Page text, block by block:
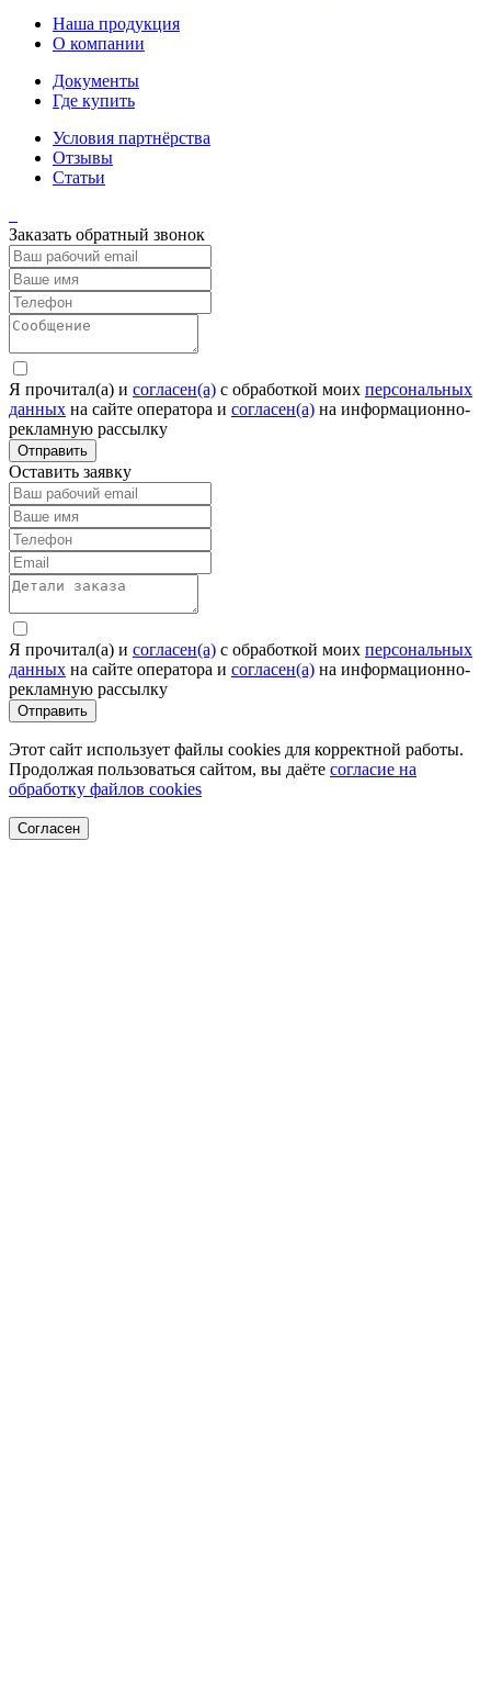
Наша продукция
О компании
Документы
Где купить
Условия партнёрства
Отзывы
Статьи
Заказать обратный звонок
Я прочитал(а) и согласен(а) c обработкой моих персональных
данных на сайте оператора и согласен(а) на информационно-
рекламную рассылку
Отправить
Оставить заявку
Я прочитал(а) и согласен(а) c обработкой моих персональных
данных на сайте оператора и согласен(а) на информационно-
рекламную рассылку
Отправить
Этот сайт использует файлы cookies для корректной работы.
Продолжая пользоваться сайтом, вы даёте согласие на
обработку файлов cookies
Согласен